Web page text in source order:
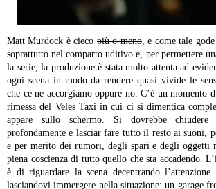
Matt Murdock è ciecopiù o meno, e come tale
soprattutto nel comparto uditivo e, per permettere
la serie, la produzione è stata molto attenta ad
ogni scena in modo da rendere quasi vivide le
che ce ne accorgiamo oppure no. C’è un momento
rimessa del Veles Taxi in cui ci si dimentica
appare sullo schermo. Si dovrebbe
profondamente e lasciar fare tutto il resto ai suoni,
e per merito dei rumori, degli spari e degli oggetti
piena coscienza di tutto quello che sta accadendo.
è di riguardare la scena decentrando l’attenzione
lasciandovi immergere nella situazione: un garage